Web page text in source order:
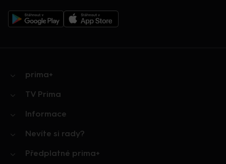
prima+
TV Prima
Informace
Nevíte si rady?
Předplatné prima+